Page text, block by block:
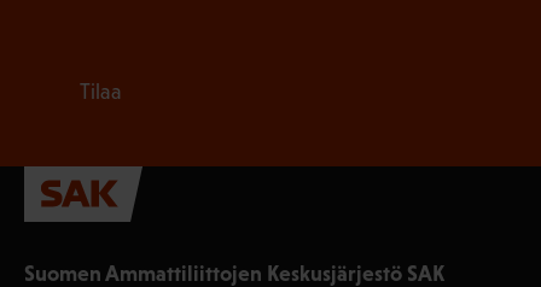
Suomen Ammattiliittojen Keskusjärjestö SAK
Tilaa